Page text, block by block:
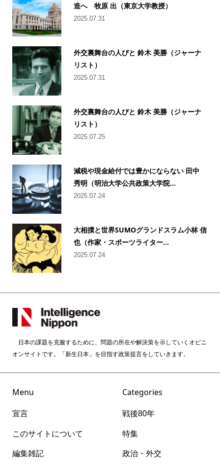
造へ 牧原 出（東京大学教授）
2025.07.31
外交裏舞台の人びと 鈴木 美勝（ジャーナ
リスト）
2025.07.31
外交裏舞台の人びと 鈴木 美勝（ジャーナ
リスト）
2025.07.25
減税や現金給付では豊かにならない 田中
秀明（明治大学公共政策大学院...
2025.07.24
大相撲と世界SUMOグランドスラム小林 信
也（作家・スポーツライター...
2025.07.24
日本の課題を克服するために、問題の所在や解決策を示していくオピニ
オンサイトです。「新生日本」を目指す政策提言をしていきます。
Menu
宣言
このサイトについて
編集雑記
Categories
戦後80年
特集
政治・外交